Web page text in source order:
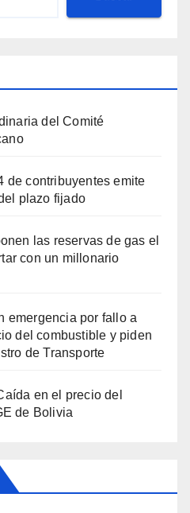
del Comité
de contribuyentes emite
plazo fijado
las reservas de gas el
con un millonario
emergencia por fallo a
del combustible y piden
de Transporte
en el precio del
de Bolivia